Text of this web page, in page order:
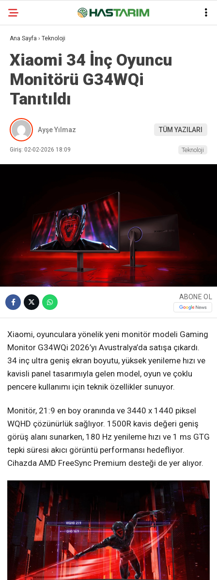
Ana Sayfa › Teknoloji
Xiaomi 34 İnç Oyuncu
Monitörü G34WQi
Tanıtıldı
Ayşe Yılmaz TÜM YAZILARI
Giriş: 02-02-2026 18:09 Teknoloji
ABONE OL
Xiaomi, oyunculara yönelik yeni monitör modeli Gaming
Monitor G34WQi 2026’yı Avustralya’da satışa çıkardı.
34 inç ultra geniş ekran boyutu, yüksek yenileme hızı ve
kavisli panel tasarımıyla gelen model, oyun ve çoklu
pencere kullanımı için teknik özellikler sunuyor.
Monitör, 21:9 en boy oranında ve 3440 x 1440 piksel
WQHD çözünürlük sağlıyor. 1500R kavis değeri geniş
görüş alanı sunarken, 180 Hz yenileme hızı ve 1 ms GTG
tepki süresi akıcı görüntü performansı hedefliyor.
Cihazda AMD FreeSync Premium desteği de yer alıyor.